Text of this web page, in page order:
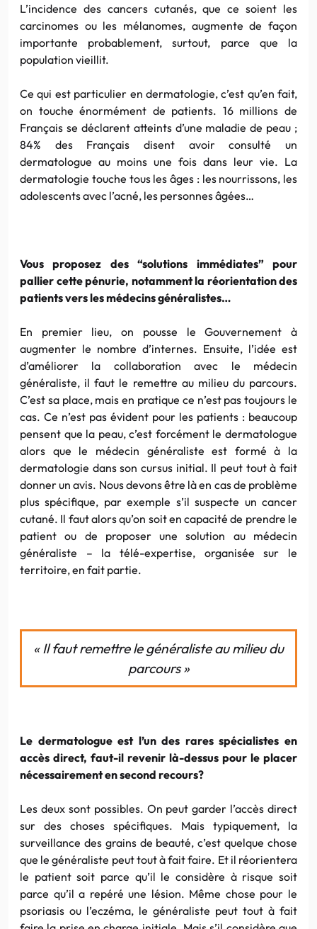
L’incidence des cancers cutanés, que ce soient les
carcinomes ou les mélanomes, augmente de façon
importante probablement, surtout, parce que la
population vieillit.
Ce qui est particulier en dermatologie, c’est qu’en fait,
on touche énormément de patients. 16 millions de
Français se déclarent atteints d’une maladie de peau ;
84% des Français disent avoir consulté un
dermatologue au moins une fois dans leur vie. La
dermatologie touche tous les âges : les nourrissons, les
adolescents avec l’acné, les personnes âgées…
Vous proposez des “solutions immédiates” pour
pallier cette pénurie, notamment la réorientation des
patients vers les médecins généralistes…
En premier lieu, on pousse le Gouvernement à
augmenter le nombre d’internes. Ensuite, l’idée est
d’améliorer la collaboration avec le médecin
généraliste, il faut le remettre au milieu du parcours.
C’est sa place, mais en pratique ce n’est pas toujours le
cas. Ce n’est pas évident pour les patients : beaucoup
pensent que la peau, c’est forcément le dermatologue
alors que le médecin généraliste est formé à la
dermatologie dans son cursus initial. Il peut tout à fait
donner un avis. Nous devons être là en cas de problème
plus spécifique, par exemple s’il suspecte un cancer
cutané. Il faut alors qu’on soit en capacité de prendre le
patient ou de proposer une solution au médecin
généraliste – la télé-expertise, organisée sur le
territoire, en fait partie.
« Il faut remettre le généraliste au milieu du
parcours »
Le dermatologue est l’un des rares spécialistes en
accès direct, faut-il revenir là-dessus pour le placer
nécessairement en second recours?
Les deux sont possibles. On peut garder l’accès direct
sur des choses spécifiques. Mais typiquement, la
surveillance des grains de beauté, c’est quelque chose
que le généraliste peut tout à fait faire. Et il réorientera
le patient soit parce qu’il le considère à risque soit
parce qu’il a repéré une lésion. Même chose pour le
psoriasis ou l’eczéma, le généraliste peut tout à fait